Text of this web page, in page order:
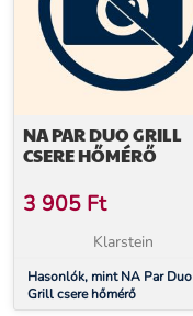
NA PAR DUO GRILL
CSERE HŐMÉRŐ
3 905 Ft
Klarstein
Hasonlók, mint NA Par Duo
Grill csere hőmérő